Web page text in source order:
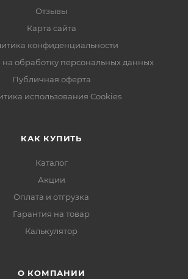
Отзывы
Карта сайта
конфиденциальности
обработку персональных данных
Публичная оферта
использования Cookies
КАК КУПИТЬ
Каталог
Акции
Оплата и отгрузка
Гарантия на товар
Калькулятор
О КОМПАНИИ